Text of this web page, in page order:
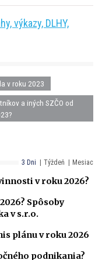
výkazy, DLHY,
v roku 2023
a iných SZČO od
3 Dni Týždeň Mesiac
v roku 2026?
Spôsoby
v s.r.o.
plánu v roku 2026
podnikania?